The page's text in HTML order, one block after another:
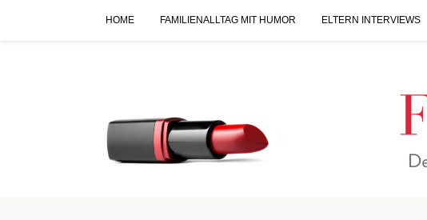
HOME FAMILIENALLTAG MIT HUMOR ELTERN INTERVIEWS